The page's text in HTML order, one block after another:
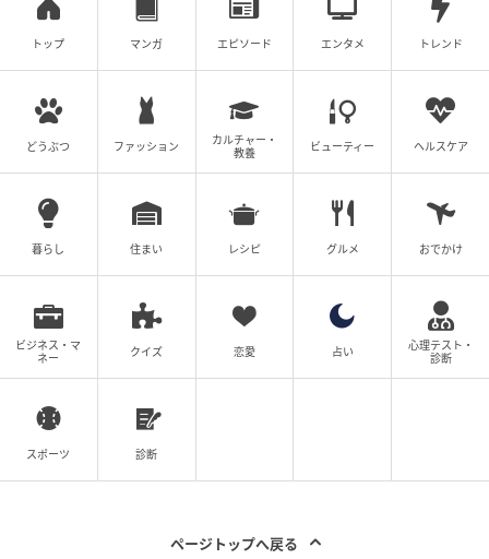
インレッドウェブ
01_イエローとブラウンのカラーコントラストに魅
了。キャミソール￥16,940（メゾンスペシャル／メゾ
ンスペシャル 青山店） 02_ツヤのあるフレンチレース
が愛嬌たっぷり。キャミソール￥17,600（サロン アダ
トップ マンガ エピソード エンタメ トレンド
どうぶつ ファッション
カルチャー・
教養
ビューティー ヘルスケア
暮らし 住まい レシピ グルメ おでかけ
ビジネス・マ
ネー
クイズ 恋愛 占い
心理テスト・
診断
スポーツ 診断
ページトップへ戻る